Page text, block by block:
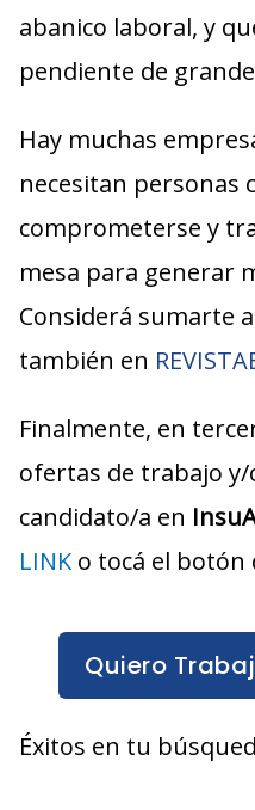
abanico laboral, y
pendiente de
Hay muchas
necesitan personas
comprometerse y
mesa para generar
Considerá sumarte
también en
Finalmente, en
ofertas de trabajo
candidato/a en
LINK o tocá el botón
Quiero
Éxitos en tu